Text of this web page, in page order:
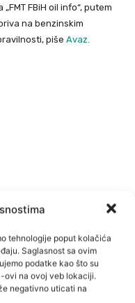
tehnologije poput kolačića
Saglasnost sa ovim
podatke kao što su
ovi na ovoj veb lokaciji.
negativno uticati na
FBiH oil info“, putem
na benzinskim
piše Avaz.